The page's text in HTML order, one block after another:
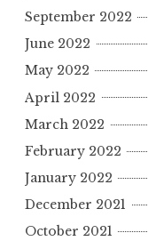
September 2022
June 2022
May 2022
April 2022
March 2022
February 2022
January 2022
December 2021
October 2021